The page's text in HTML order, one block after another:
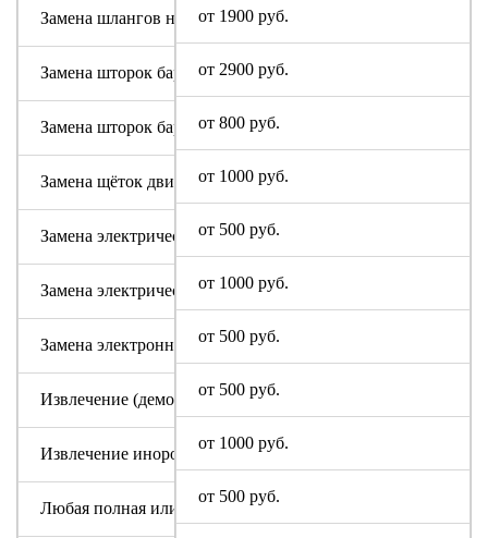
от 1900 руб.
от 2900 руб.
от 800 руб.
от 1000 руб.
от 500 руб.
от 1000 руб.
от 500 руб.
от 500 руб.
от 1000 руб.
от 500 руб.
Замена шлангов налива и слива воды
Замена шторок барабана (для машин с вертикальной
Замена шторок барабана с разбором бака (для машин с
Замена щёток двигателя
Замена электрического модуля на новый
Замена электрического шнура
Замена электронного модуля
Извлечение (демонтаж) машинки из труднодоступных мест
Извлечение инородного предмета (без разбора бака)
Любая полная или частичная разборка машины